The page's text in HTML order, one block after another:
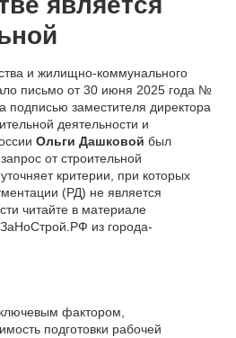
и жилищно-коммунального
письмо от 30 июня 2025 года №
подписью заместителя директора
деятельности и
Ольги Дашковой был
от строительной
критерии, при которых
(РД) не является
читайте в материале
из города-
фактором,
подготовки рабочей